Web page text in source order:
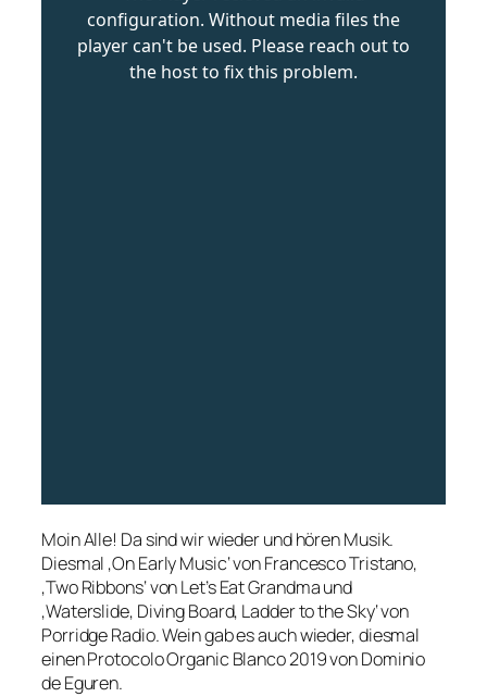
Moin Alle! Da sind wir wieder und hören Musik.
Diesmal ‚On Early Music‘ von Francesco Tristano,
‚Two Ribbons‘ von Let’s Eat Grandma und
‚Waterslide, Diving Board, Ladder to the Sky‘ von
Porridge Radio. Wein gab es auch wieder, diesmal
einen Protocolo Organic Blanco 2019 von Dominio
de Eguren.